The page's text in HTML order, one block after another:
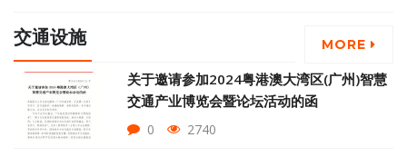
交通设施 MORE
关于邀请参加2024粤港澳大湾区(广州)智慧
交通产业博览会暨论坛活动的函
0 2740